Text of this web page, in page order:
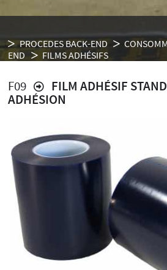
PROCEDES BACK-END
END
FILMS ADHÉSIFS
F09
FILM ADHÉSIF
ADHÉSION